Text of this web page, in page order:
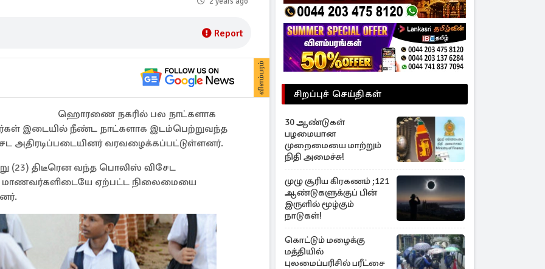
Report
விளம்பரம்
ஹொரணை நகரில் பல நாட்களாக
இடையில் நீண்ட நாட்களாக இடம்பெற்றுவந்த
அதிரடிப்படையினர் வரவழைக்கப்பட்டுள்ளனர்.
திடீரென வந்த பொலிஸ் விசேட
, மாணவர்களிடையே ஏற்பட்ட நிலைமையை
சிறப்புச் செய்திகள்
30 ஆண்டுகள்
பழமையான
முறைமையை மாற்றும்
நிதி அமைச்சு!
முழு சூரிய கிரகணம் ;121
ஆண்டுகளுக்குப் பின்
இருளில் மூழ்கும்
நாடுகள்!
கொட்டும் மழைக்கு
மத்தியில்
புலமைப்பரிசில் பரீட்சை